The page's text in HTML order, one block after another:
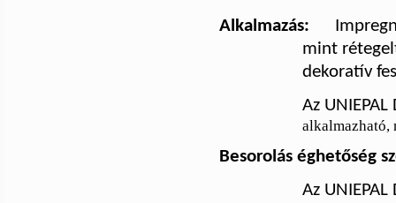
Alkalmazás:
mint
dekoratív
Az UNIEPAL
alkalmazható,
Besorolás éghetőség
Az UNIEPAL